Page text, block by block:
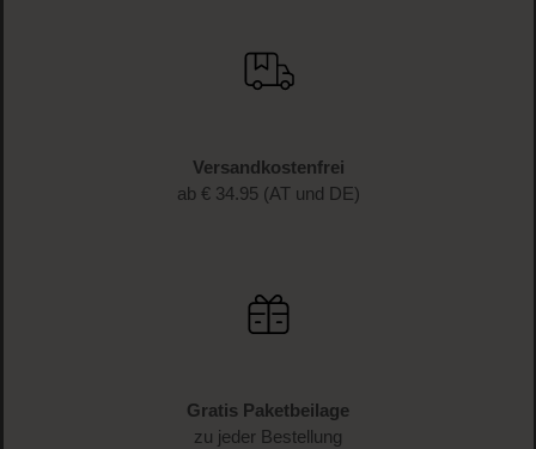
Versandkostenfrei
ab € 34.95 (AT und DE)
Gratis Paketbeilage
zu jeder Bestellung